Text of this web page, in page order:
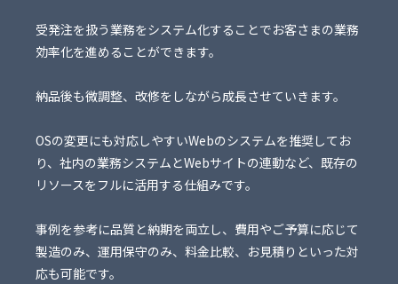
受発注を扱う業務をシステム化することでお客さまの業務
効率化を進めることができます。
納品後も微調整、改修をしながら成長させていきます。
OSの変更にも対応しやすいWebのシステムを推奨してお
り、社内の業務システムとWebサイトの連動など、既存の
リソースをフルに活用する仕組みです。
事例を参考に品質と納期を両立し、費用やご予算に応じて
製造のみ、運用保守のみ、料金比較、お見積りといった対
応も可能です。